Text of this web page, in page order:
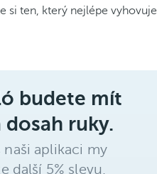
si ten, který nejlépe vyhovuje
budete mít
ruky.
aplikaci my
další 5% slevu.